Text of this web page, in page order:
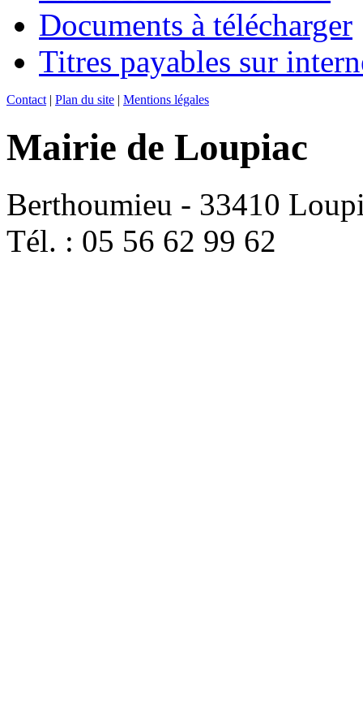
Documents à télécharger
Titres payables sur
Contact | Plan du site | Mentions légales
Mairie de Loupiac
Berthoumieu - 33410
Tél. : 05 56 62 99 62